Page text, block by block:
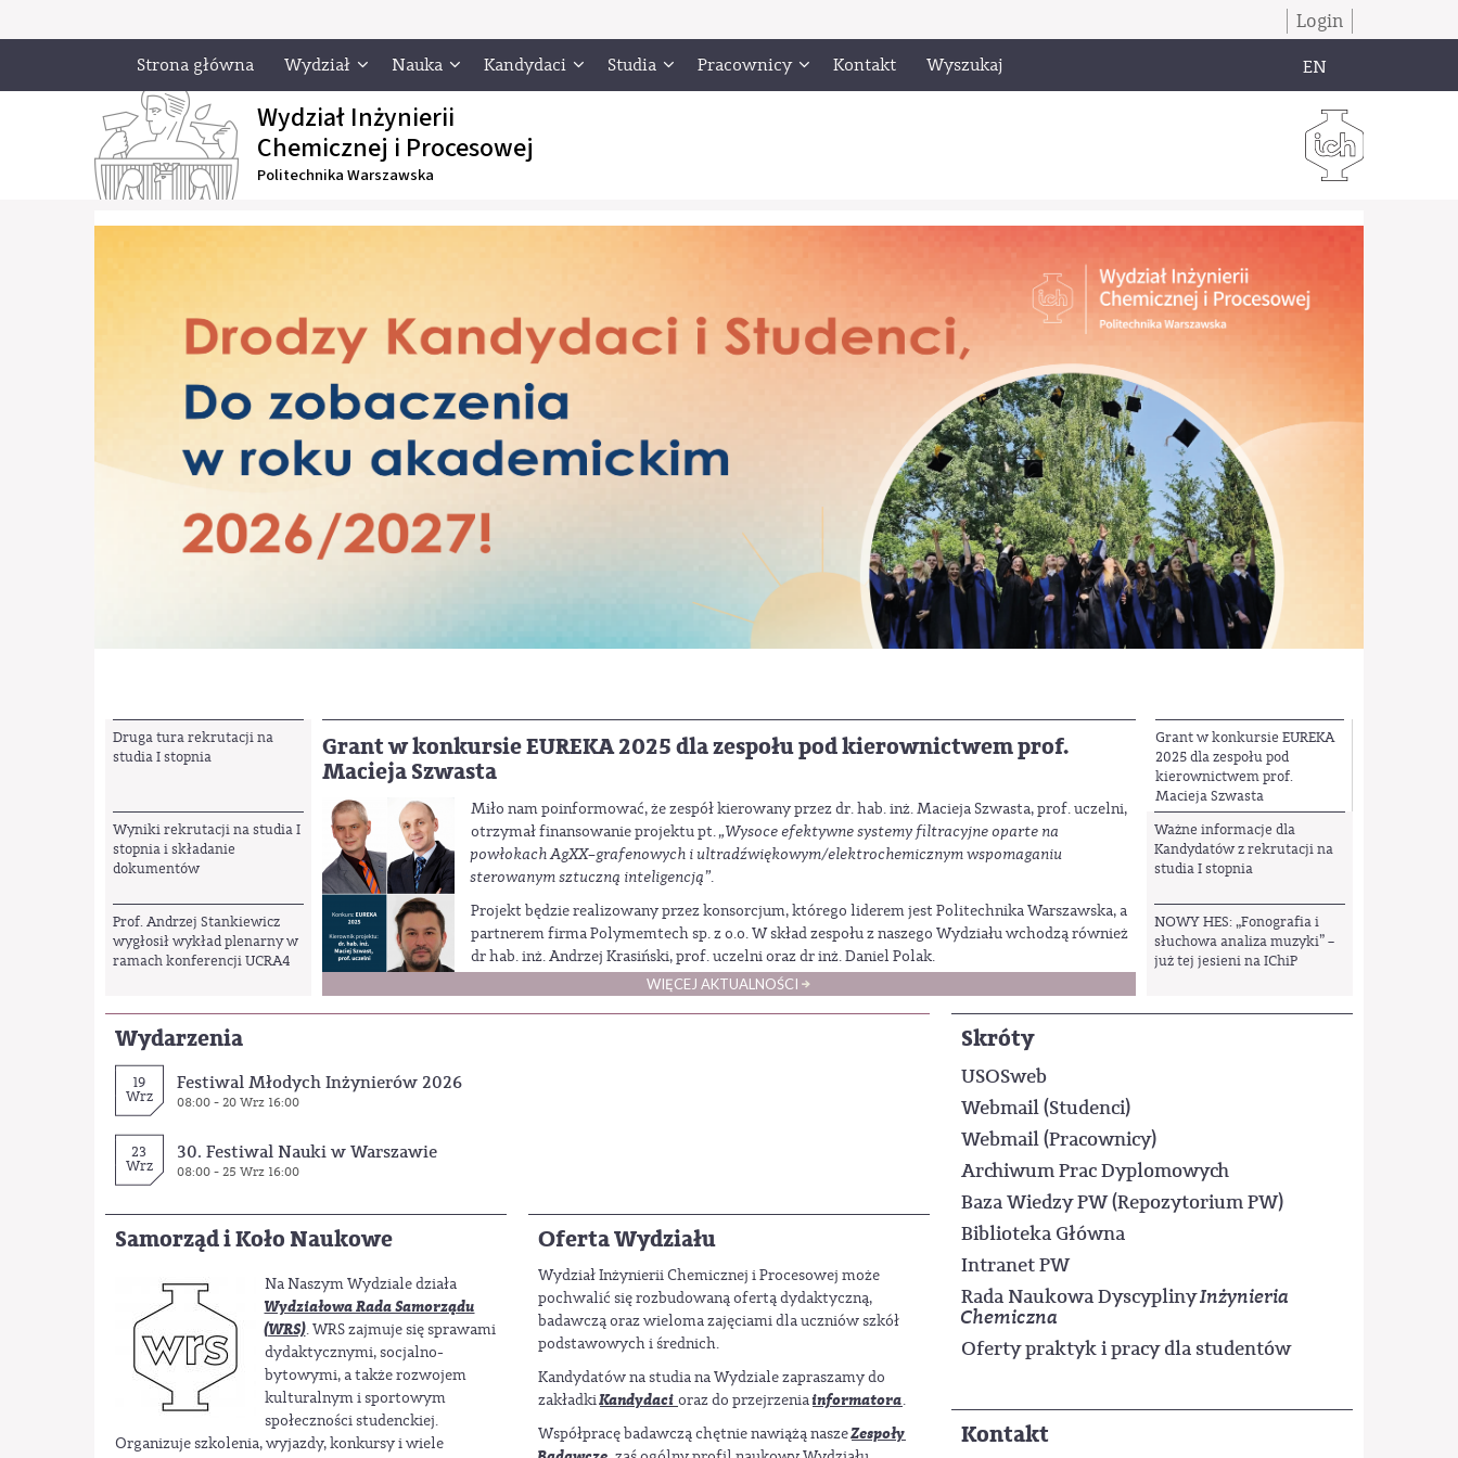
Login
Strona główna Wydział Nauka Kandydaci Studia Pracownicy Kontakt Wyszukaj EN
Wydział Inżynierii
Chemicznej i Procesowej
Politechnika Warszawska
Druga tura rekrutacji na
studia I stopnia
Grant w konkursie EUREKA
2025 dla zespołu pod
kierownictwem prof.
Macieja Szwasta
Wyniki rekrutacji na studia I
stopnia i składanie
dokumentów
Ważne informacje dla
Kandydatów z rekrutacji na
studia I stopnia
Prof. Andrzej Stankiewicz
wygłosił wykład plenarny w
ramach konferencji UCRA4
NOWY HES: „Fonografia i
słuchowa analiza muzyki” –
już tej jesieni na IChiP
Grant w konkursie EUREKA 2025 dla zespołu pod kierownictwem prof.
Macieja Szwasta
Miło nam poinformować, że zespół kierowany przez dr. hab. inż. Macieja Szwasta, prof. uczelni,
otrzymał finansowanieprojektu pt.„Wysoce efektywne systemy filtracyjne oparte na
powłokach AgXX–grafenowych i ultradźwiękowym/elektrochemicznym wspomaganiu
sterowanym sztuczną inteligencją”.
Projekt będzie realizowany przez konsorcjum, którego liderem jest Politechnika Warszawska, a
partnerem firma Polymemtech sp. z o.o. W skład zespołu z naszego Wydziału wchodzą również
dr hab. inż. Andrzej Krasiński, prof. uczelni oraz dr inż. Daniel Polak.
WIĘCEJ AKTUALNOŚCI
Wydarzenia
19
Wrz
Festiwal Młodych Inżynierów 2026
08:00 - 20 Wrz 16:00
23
Wrz
30. Festiwal Nauki w Warszawie
08:00 - 25 Wrz 16:00
Samorząd i Koło Naukowe
Na Naszym Wydziale działa
Wydziałowa Rada Samorządu
(WRS). WRS zajmuje się sprawami
dydaktycznymi, socjalno-
bytowymi, a także rozwojem
kulturalnym i sportowym
społeczności studenckiej.
Organizuje szkolenia, wyjazdy, konkursy i wiele
Oferta Wydziału
Wydział Inżynierii Chemicznej i Procesowej może
pochwalić się rozbudowaną ofertą dydaktyczną,
badawczą oraz wieloma zajęciami dla uczniów szkół
podstawowych i średnich.
Kandydatów na studia na Wydziale zapraszamy do
zakładkiKandydaci oraz do przejrzeniainformatora.
Współpracę badawczą chętnie nawiążą naszeZespoły
Skróty
USOSweb
Webmail (Studenci)
Webmail (Pracownicy)
Archiwum Prac Dyplomowych
Baza Wiedzy PW (Repozytorium PW)
Biblioteka Główna
Intranet PW
Rada Naukowa DyscyplinyInżynieria
Chemiczna
Oferty praktyk i pracy dla studentów
Kontakt